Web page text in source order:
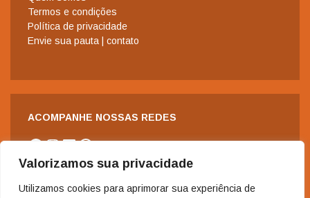
Valorizamos sua privacidade
Utilizamos cookies para aprimorar sua experiência de
Termos e condições
Política de privacidade
Envie sua pauta | contato
ACOMPANHE NOSSAS REDES
Facebook
Instagram
LinkedIn
WhatsApp